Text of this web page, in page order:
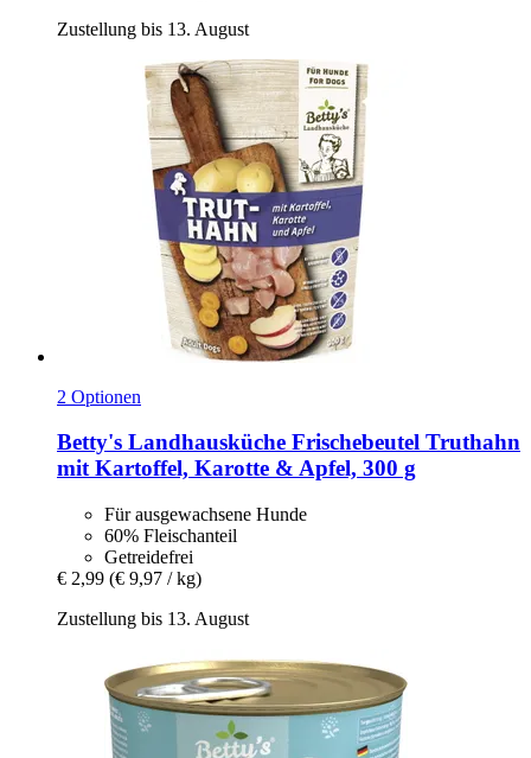
Zustellung bis 13. August
2 Optionen
Betty's Landhausküche Frischebeutel Truthahn
mit Kartoffel, Karotte & Apfel, 300 g
Für ausgewachsene Hunde
60% Fleischanteil
Getreidefrei
€ 2,99 (€ 9,97 / kg)
Zustellung bis 13. August